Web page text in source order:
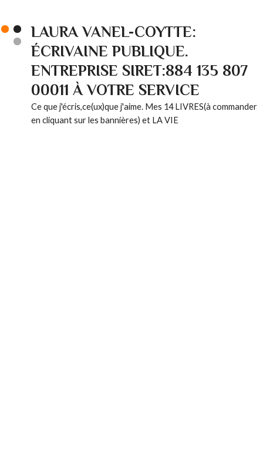
LAURA VANEL-COYTTE:
ÉCRIVAINE PUBLIQUE.
ENTREPRISE SIRET:884 135 807
00011 À VOTRE SERVICE
Ce que j'écris,ce(ux)que j'aime. Mes 14 LIVRES(à commander
en cliquant sur les bannières) et LA VIE